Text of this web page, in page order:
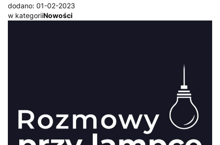
dodano: 01-02-2023
w kategoriiNowości